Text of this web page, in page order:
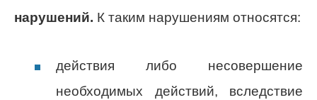
нарушений. К таким нарушениям относятся:
действия либо несовершение
необходимых действий, вследствие